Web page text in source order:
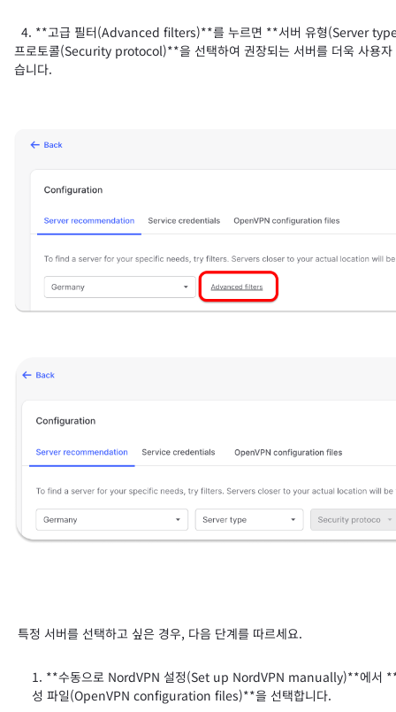
4. **고급 필터(Advanced filters)**를 누르면 **서버 유형(Server
프로토콜(Security protocol)**을 선택하여 권장되는 서버를 더욱 사용자
습니다.
특정 서버를 선택하고 싶은 경우, 다음 단계를 따르세요.
**수동으로 NordVPN 설정(Set up NordVPN manually)**에서
성 파일(OpenVPN configuration files)**을 선택합니다.